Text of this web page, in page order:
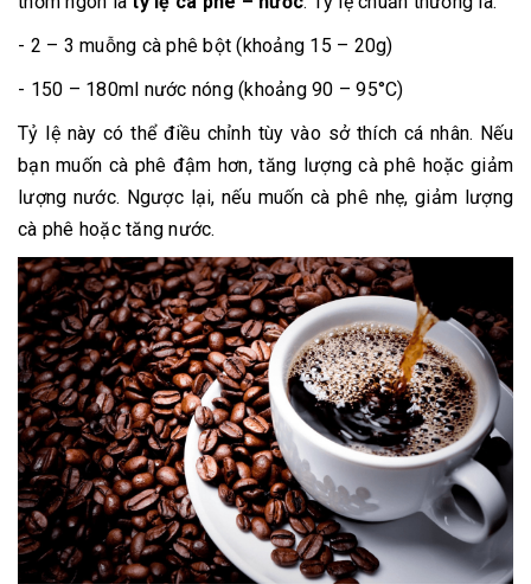
- 2 – 3 muỗng cà phê bột (khoảng 15 – 20g)
- 150 – 180ml nước nóng (khoảng 90 – 95°C)
Tỷ lệ này có thể điều chỉnh tùy vào sở thích cá nhân. Nếu
bạn muốn cà phê đậm hơn, tăng lượng cà phê hoặc giảm
lượng nước. Ngược lại, nếu muốn cà phê nhẹ, giảm lượng
cà phê hoặc tăng nước.